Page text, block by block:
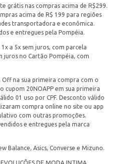
grátis nas compras acima de R$299.
acima de R$ 199 para regiões
transportadora e econômica.
e entregues pela Pompéia.
a 5x sem juros, com parcela
juros no Cartão Pompéia, com
Off na sua primeira compra com o
cupom 20NOAPP em sua primeira
01 uso por CPF. Desconto válido
compra online no site ou app
com outras promoções.
e entregues pela marca
Balance, Asics, Converse e Mizuno.